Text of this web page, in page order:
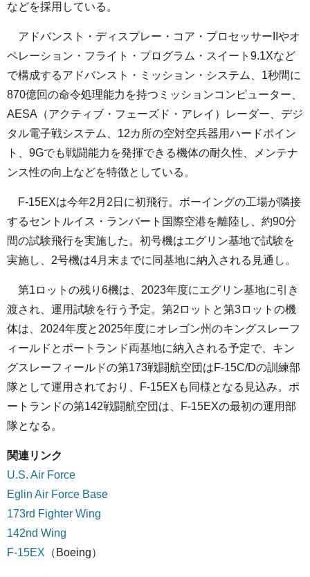
などを採用している。
アドバンスト・ディスプレー・コア・プロセッサーIIやオ
ペレーション・フライト・プログラム・スイート9.1Xなど
で構成するアドバンスト・ミッション・システム、1秒間に
870億回の命令処理能力を持つミッションコンピューター、
AESA（アクティブ・フェーズド・アレイ）レーダー、デジ
タル電子戦システム、12カ所の空対空兵器用ハードポイン
ト、9Gでも戦闘能力を発揮できる機体の耐久性、メンテナ
ンス性の向上などを特徴としている。
F-15EXは今年2月2日に初飛行。ボーイングの工場が隣接
するセントルイス・ランバート国際空港を離陸し、約90分
間の試験飛行を実施した。初号機はエグリン基地で試験を
実施し、2号機は4月末までに同基地に納入される見通し。
第1ロットの残り6機は、2023年度にエグリン基地に引き
渡され、運用試験を行う予定。第2ロットと第3ロットの機
体は、2024年度と2025年度にオレゴン州のキングスレーフ
ィールドとポートランド両基地に納入される予定で、キン
グスレーフィールドの第173戦闘航空団はF-15C/Dの訓練部
隊として運用されており、F-15EXも同様となる見込み。ポ
ートランドの第142戦闘航空団は、F-15EXの最初の運用部
隊となる。
関連リンク
U.S. Air Force
Eglin Air Force Base
173rd Fighter Wing
142nd Wing
F-15EX （Boeing）